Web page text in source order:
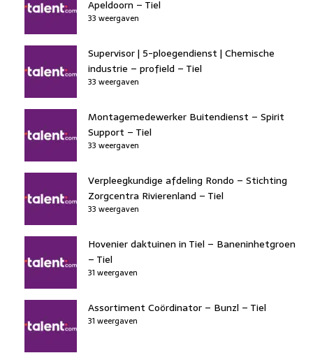
Apeldoorn – Tiel
33 weergaven
Supervisor | 5-ploegendienst | Chemische
industrie – profield – Tiel
33 weergaven
Montagemedewerker Buitendienst – Spirit
Support – Tiel
33 weergaven
Verpleegkundige afdeling Rondo – Stichting
Zorgcentra Rivierenland – Tiel
33 weergaven
Hovenier daktuinen in Tiel – Baneninhetgroen
– Tiel
31 weergaven
Assortiment Coördinator – Bunzl – Tiel
31 weergaven